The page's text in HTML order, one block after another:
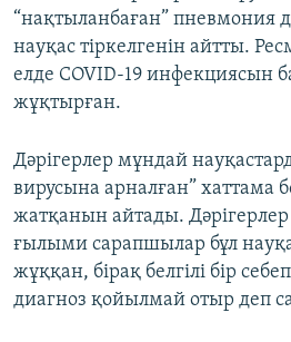
“нақтыланбаған” пневмония
науқас тіркелгенін айтты.
елде COVID-19 инфекциясын
жұқтырған.
Дәрігерлер мұндай
вирусына арналған”
жатқанын айтады.
ғылыми сарапшылар бұл
жұққан, бірақ белгілі бір
диагноз қойылмай отыр деп